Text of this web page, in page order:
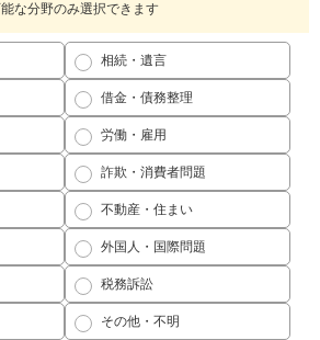
な分野のみ選択できます
相続・遺言
借金・債務整理
労働・雇用
詐欺・消費者問題
不動産・住まい
外国人・国際問題
税務訴訟
その他・不明